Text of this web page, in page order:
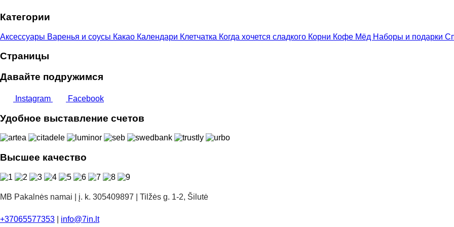
9,00 €
Категории
Аксессуары Варенья и соусы Какао Календари Клетчатка Когда хочется сладкого Корни Кофе Мёд Наборы и подарки
Страницы
Давайте подружимся
Instagram Facebook
Удобное выставление счетов
Высшее качество
MB Pakalnės namai | į. k. 305409897 | Tilžės g. 1-2, Šilutė
+37065577353 info@7in.lt